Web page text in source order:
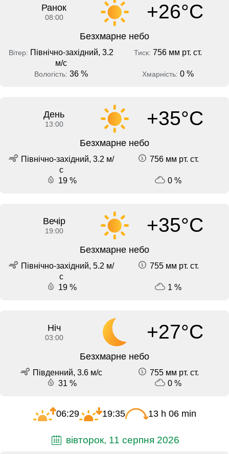
Ранок
08:00 +26°C
Безхмарне небо
Вітер: Північно-західний, 3.2
м/с
Тиск: 756 мм рт. ст.
Вологість: 36 % Хмарність: 0 %
День
13:00 +35°C
Безхмарне небо
Північно-західний, 3.2 м/
с
756 мм рт. ст.
19 % 0 %
Вечір
19:00 +35°C
Безхмарне небо
Північно-західний, 5.2 м/
с
755 мм рт. ст.
19 % 1 %
Ніч
03:00 +27°C
Безхмарне небо
Південний, 3.6 м/с
755 мм рт. ст.
31 %
0 %
06:29 19:35 13 h 06 min
вівторок, 11 серпня 2026